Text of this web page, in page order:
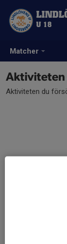
Matcher
U 18
Aktiviteten
Aktiviteten du